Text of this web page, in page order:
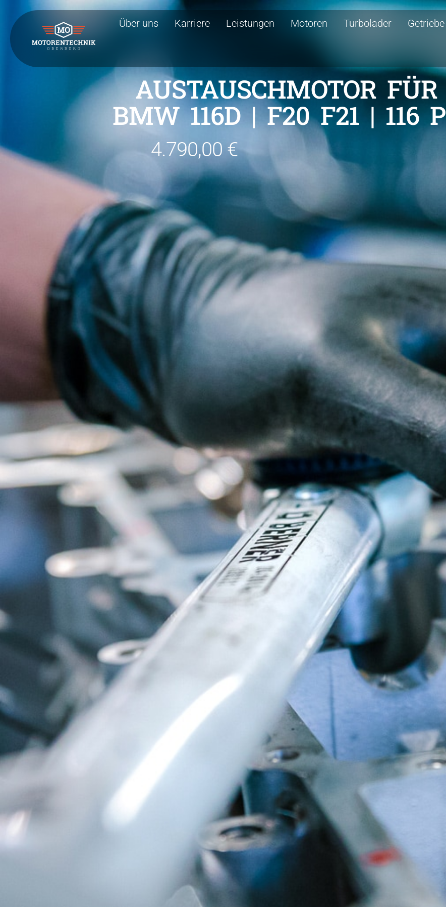
Über uns Karriere Leistungen Motoren Turbolader Getriebe
AUSTAUSCHMOTOR FÜR
BMW 116D | F20 F21 | 116
4.790,00 €